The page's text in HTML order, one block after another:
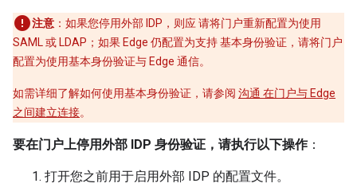
注意 ：如果您停用外部 IDP，则应 请将门户重新配置为使用
SAML 或 LDAP；如果 Edge 仍配置为支持 基本身份验证，请将门户
配置为使用基本身份验证与 Edge 通信。
如需详细了解如何使用基本身份验证，请参阅 沟通 在门户与 Edge
之间建立连接。
要在门户上停用外部 IDP 身份验证，请执行以下操作：
打开您之前用于启用外部 IDP 的配置文件。